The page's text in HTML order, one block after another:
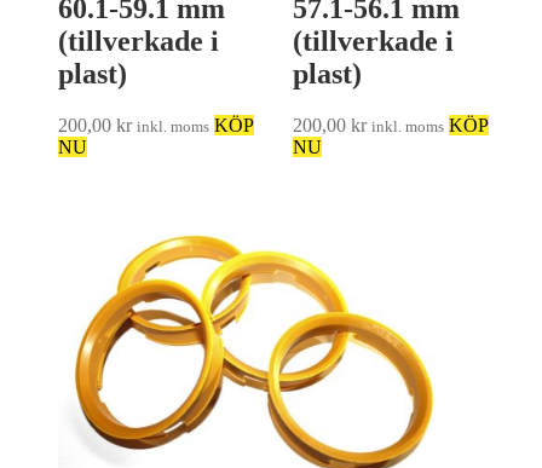
60.1-59.1 mm
(tillverkade i
plast)
200,00 kr inkl. moms KÖP
NU
57.1-56.1 mm
(tillverkade i
plast)
200,00kr inkl. moms KÖP
NU